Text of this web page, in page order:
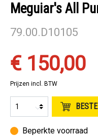
Meguiar's All
79.00.D10105
€ 150,00
Prijzen incl. BTW
Beperkte voorraad